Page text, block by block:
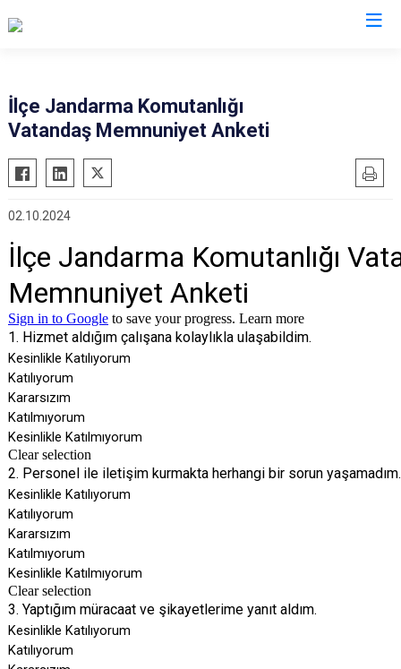
Ayancık
Boyabat
Durağan
Erfelek
Gerze
Saraydüzü
Türkeli
İlçe Jandarma Komutanlığı
Vatandaş Memnuniyet Anketi
02.10.2024